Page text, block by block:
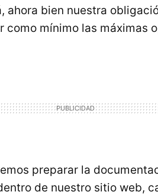
ahora bien nuestra
como mínimo las máximas
preparar la
de nuestro sitio web,